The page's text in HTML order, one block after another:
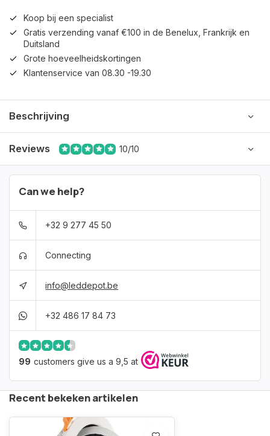
Koop bij een specialist
Gratis verzending vanaf €100 in de Benelux, Frankrijk en
Duitsland
Grote hoeveelheidskortingen
Klantenservice van 08.30 -19.30
Beschrijving
Reviews 10/10
Can we help?
+32 9 277 45 50
Connecting
info@leddepot.be
+32 486 17 84 73
99 customers give us a 9,5 at
Recent bekeken artikelen